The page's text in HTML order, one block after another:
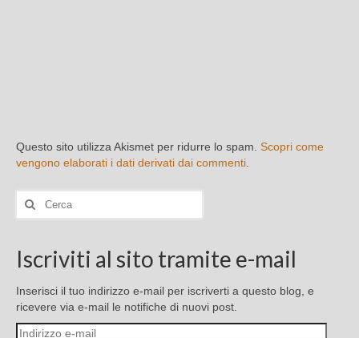
Questo sito utilizza Akismet per ridurre lo spam. Scopri come
vengono elaborati i dati derivati dai commenti
Cerca:
Iscriviti al sito tramite e-mail
Inserisci il tuo indirizzo e-mail per iscriverti a questo blog, e
ricevere via e-mail le notifiche di nuovi post.
Indirizzo